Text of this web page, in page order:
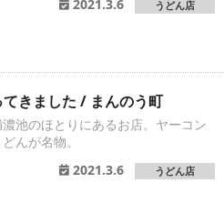
2021.3.6
うどん店
きました / まんのう町
池のほとりにあるお店。ヤーコン
どんが名物。
2021.3.6
うどん店